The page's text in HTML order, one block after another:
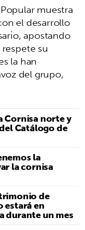
muestra
el desarrollo
apostando
su
la han
del grupo,
Cornisa norte y
Catálogo de
la
la cornisa
de
estará en
durante un mes